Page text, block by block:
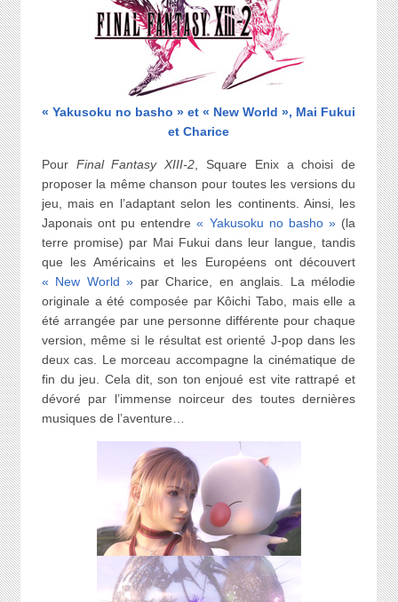
« Yakusoku no basho » et « New World », Mai Fukui
et Charice
Pour Final Fantasy XIII-2 , Square Enix a choisi de
proposer la même chanson pour toutes les versions du
jeu, mais en l’adaptant selon les continents. Ainsi, les
Japonais ont pu entendre« Yakusoku no basho » (la
terre promise) par Mai Fukui dans leur langue, tandis
que les Américains et les Européens ont découvert
« New World » par Charice, en anglais. La mélodie
originale a été composée par Kôichi Tabo, mais elle a
été arrangée par une personne différente pour chaque
version, même si le résultat est orienté J-pop dans les
deux cas. Le morceau accompagne la cinématique de
fin du jeu. Cela dit, son ton enjoué est vite rattrapé et
dévoré par l’immense noirceur des toutes dernières
musiques de l’aventure…